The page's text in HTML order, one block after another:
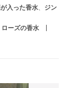
入った香水、 ジン
ローズの香水